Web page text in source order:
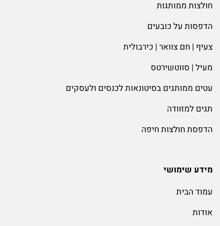
חולצות ממותגות
הדפסות על כובעים
צעיף | חם צוואר | כירבולית
מעיל | סווטשירטס
עטים ממותגים בסיטונאות לכנסים ולעסקים
תגים למזוודה
הדפסת חולצות חיפה
מידע שימושי
עמוד הבית
אודות